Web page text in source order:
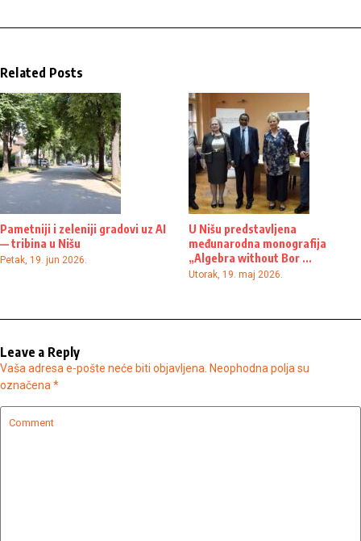
Related Posts
Pametniji i zeleniji gradovi uz AI
— tribina u Nišu
Petak, 19. jun 2026.
U Nišu predstavljena
međunarodna monografija
„Algebra without Bor ...
Utorak, 19. maj 2026.
Leave a Reply
Vaša adresa e-pošte neće biti objavljena. Neophodna polja su
označena *